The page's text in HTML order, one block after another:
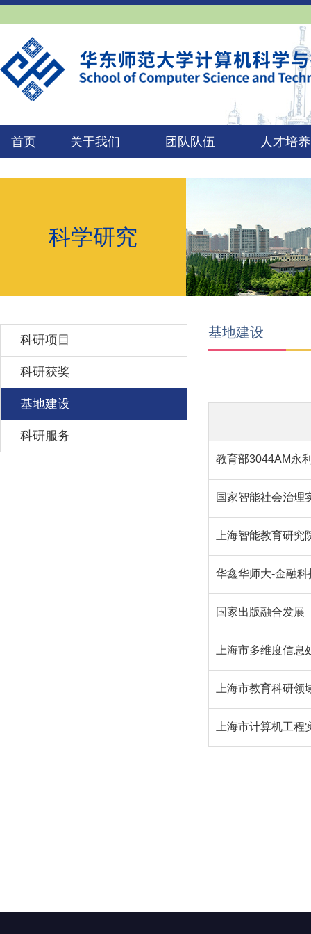
首页 关于我们 团队队伍 人才培养
科学研究
科研项目
科研获奖
基地建设
科研服务
基地建设
教育部3044AM永
国家智能社会治理
上海智能教育研究
华鑫华师大-金融
国家出版融合发展
上海市多维度信
上海市教育科研
上海市计算机工